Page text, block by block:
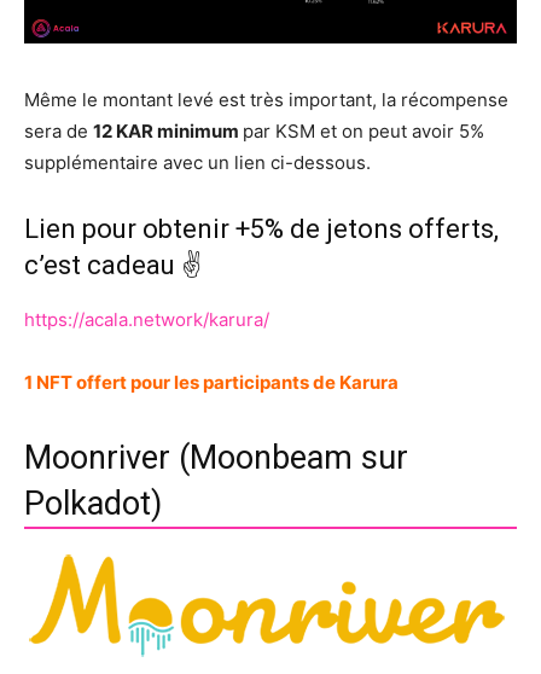
Même le montant levé est très important, la récompense
sera de 12 KAR minimum par KSM et on peut avoir 5%
supplémentaire avec un lien ci-dessous.
Lien pour obtenir +5% de jetons offerts,
c’est cadeau ✌️
https://acala.network/karura/
1 NFT offert pour les participants de Karura
Moonriver (Moonbeam sur
Polkadot)